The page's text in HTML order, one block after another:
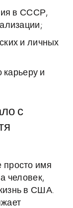
в СССР,
и личных
карьеру и
с
имя
человек,
в США.